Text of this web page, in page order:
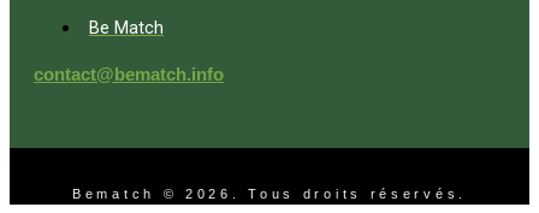
Be Match
contact@bematch.info
Bematch © 2026. Tous droits réservés.